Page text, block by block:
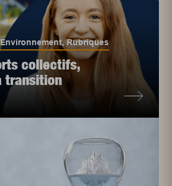
Environnement,Rubriques
collectifs,
transition